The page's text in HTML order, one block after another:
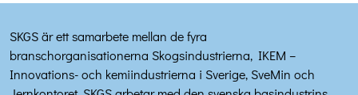
SKGS är ett samarbete mellan de fyra
branschorganisationerna Skogsindustrierna, IKEM –
Innovations- och kemiindustrierna i Sverige, SveMin och